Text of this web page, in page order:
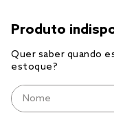
jogo cama casal